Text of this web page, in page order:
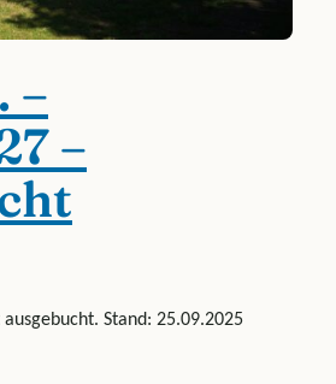
–
–
Stand: 25.09.2025